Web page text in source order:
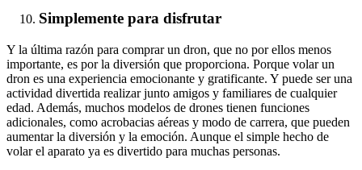
Simplemente para disfrutar
Y la última razón para comprar un dron, que no por ellos menos
importante, es por la diversión que proporciona. Porque volar un
dron es una experiencia emocionante y gratificante. Y puede ser una
actividad divertida realizar junto amigos y familiares de cualquier
edad. Además, muchos modelos de drones tienen funciones
adicionales, como acrobacias aéreas y modo de carrera, que pueden
aumentar la diversión y la emoción. Aunque el simple hecho de
volar el aparato ya es divertido para muchas personas.